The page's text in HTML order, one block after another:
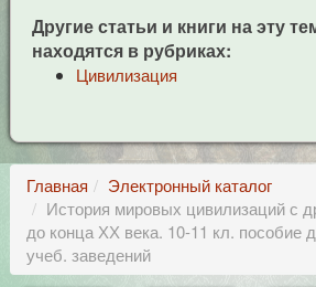
Другие статьи и книги на эту
находятся в рубриках:
Цивилизация
Главная
Электронный каталог
История мировых цивилизаций с
до конца ХХ века. 10-11 кл. пособие
учеб. заведений